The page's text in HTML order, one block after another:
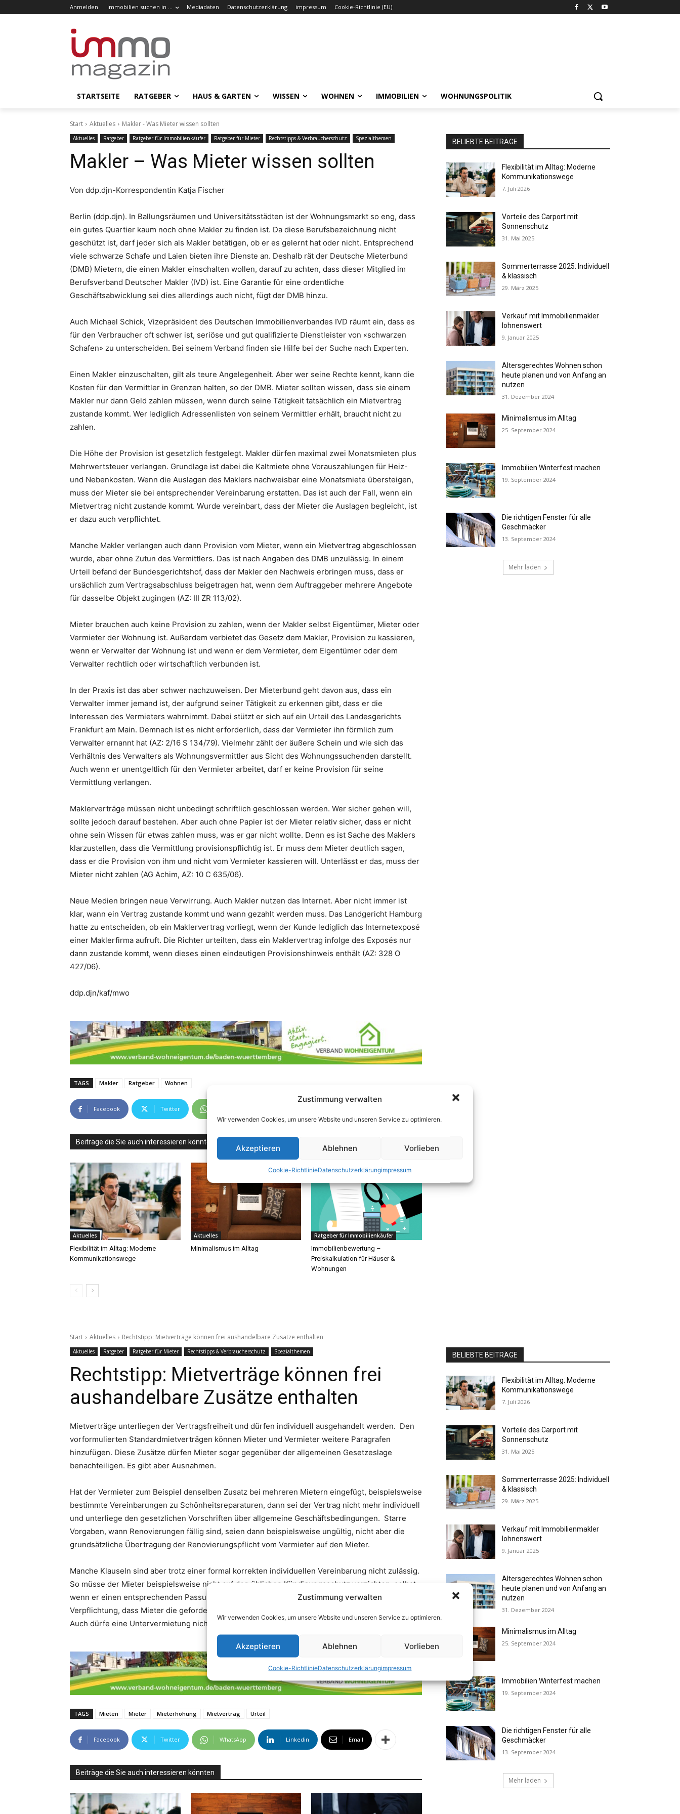
Zustimmung verwalten
Wir verwenden Cookies, um unsere Website und unseren Service zu optimieren.
Akzeptieren Ablehnen Vorlieben
Cookie-RichtlinieDatenschutzerklärungimpressum
Anmelden Immobilien suchen in … Mediadaten Datenschutzerklärung impressum Cookie-Richtlinie (EU)
STARTSEITE RATGEBER HAUS & GARTEN WISSEN WOHNEN IMMOBILIEN WOHNUNGSPOLITIK
Start Aktuelles Makler - Was Mieter wissen sollten
Aktuelles Ratgeber Ratgeber für Immobilienkäufer Ratgeber für Mieter Rechtstipps & Verbraucherschutz Spezialthemen
Makler – Was Mieter wissen sollten
Von ddp.djn-Korrespondentin Katja Fischer
Berlin (ddp.djn). In Ballungsräumen und Universitätsstädten ist der Wohnungsmarkt so eng, dass
ein gutes Quartier kaum noch ohne Makler zu finden ist. Da diese Berufsbezeichnung nicht
geschützt ist, darf jeder sich als Makler betätigen, ob er es gelernt hat oder nicht. Entsprechend
viele schwarze Schafe und Laien bieten ihre Dienste an. Deshalb rät der Deutsche Mieterbund
(DMB) Mietern, die einen Makler einschalten wollen, darauf zu achten, dass dieser Mitglied im
Berufsverband Deutscher Makler (IVD) ist. Eine Garantie für eine ordentliche
Geschäftsabwicklung sei dies allerdings auch nicht, fügt der DMB hinzu.
Auch Michael Schick, Vizepräsident des Deutschen Immobilienverbandes IVD räumt ein, dass es
für den Verbraucher oft schwer ist, seriöse und gut qualifizierte Dienstleister von «schwarzen
Schafen» zu unterscheiden. Bei seinem Verband finden sie Hilfe bei der Suche nach Experten.
Einen Makler einzuschalten, gilt als teure Angelegenheit. Aber wer seine Rechte kennt, kann die
Kosten für den Vermittler in Grenzen halten, so der DMB. Mieter sollten wissen, dass sie einem
Makler nur dann Geld zahlen müssen, wenn durch seine Tätigkeit tatsächlich ein Mietvertrag
zustande kommt. Wer lediglich Adressenlisten von seinem Vermittler erhält, braucht nicht zu
zahlen.
Die Höhe der Provision ist gesetzlich festgelegt. Makler dürfen maximal zwei Monatsmieten plus
Mehrwertsteuer verlangen. Grundlage ist dabei die Kaltmiete ohne Vorauszahlungen für Heiz-
und Nebenkosten. Wenn die Auslagen des Maklers nachweisbar eine Monatsmiete übersteigen,
muss der Mieter sie bei entsprechender Vereinbarung erstatten. Das ist auch der Fall, wenn ein
Mietvertrag nicht zustande kommt. Wurde vereinbart, dass der Mieter die Auslagen begleicht, ist
er dazu auch verpflichtet.
Manche Makler verlangen auch dann Provision vom Mieter, wenn ein Mietvertrag abgeschlossen
wurde, aber ohne Zutun des Vermittlers. Das ist nach Angaben des DMB unzulässig. In einem
Urteil befand der Bundesgerichtshof, dass der Makler den Nachweis erbringen muss, dass er
ursächlich zum Vertragsabschluss beigetragen hat, wenn dem Auftraggeber mehrere Angebote
für dasselbe Objekt zugingen (AZ: III ZR 113/02).
Mieter brauchen auch keine Provision zu zahlen, wenn der Makler selbst Eigentümer, Mieter oder
Vermieter der Wohnung ist. Außerdem verbietet das Gesetz dem Makler, Provision zu kassieren,
wenn er Verwalter der Wohnung ist und wenn er dem Vermieter, dem Eigentümer oder dem
Verwalter rechtlich oder wirtschaftlich verbunden ist.
In der Praxis ist das aber schwer nachzuweisen. Der Mieterbund geht davon aus, dass ein
Verwalter immer jemand ist, der aufgrund seiner Tätigkeit zu erkennen gibt, dass er die
Interessen des Vermieters wahrnimmt. Dabei stützt er sich auf ein Urteil des Landesgerichts
Frankfurt am Main. Demnach ist es nicht erforderlich, dass der Vermieter ihn förmlich zum
Verwalter ernannt hat (AZ: 2/16 S 134/79). Vielmehr zählt der äußere Schein und wie sich das
Verhältnis des Verwalters als Wohnungsvermittler aus Sicht des Wohnungssuchenden darstellt.
Auch wenn er unentgeltlich für den Vermieter arbeitet, darf er keine Provision für seine
Vermittlung verlangen.
Maklerverträge müssen nicht unbedingt schriftlich geschlossen werden. Wer sicher gehen will,
sollte jedoch darauf bestehen. Aber auch ohne Papier ist der Mieter relativ sicher, dass er nicht
ohne sein Wissen für etwas zahlen muss, was er gar nicht wollte. Denn es ist Sache des Maklers
klarzustellen, dass die Vermittlung provisionspflichtig ist. Er muss dem Mieter deutlich sagen,
dass er die Provision von ihm und nicht vom Vermieter kassieren will. Unterlässt er das, muss der
Mieter nicht zahlen (AG Achim, AZ: 10 C 635/06).
Neue Medien bringen neue Verwirrung. Auch Makler nutzen das Internet. Aber nicht immer ist
klar, wann ein Vertrag zustande kommt und wann gezahlt werden muss. Das Landgericht Hamburg
hatte zu entscheiden, ob ein Maklervertrag vorliegt, wenn der Kunde lediglich das Internetexposé
einer Maklerfirma aufruft. Die Richter urteilten, dass ein Maklervertrag infolge des Exposés nur
dann zustande kommt, wenn dieses einen eindeutigen Provisionshinweis enthält (AZ: 328 O
427/06).
ddp.djn/kaf/mwo
TAGS Makler Ratgeber Wohnen
Facebook Twitter
Beiträge die Sie auch interessieren könnten
Aktuelles
Flexibilität im Alltag: Moderne
Kommunikationswege
Aktuelles
Minimalismus im Alltag
Ratgeber für Immobilienkäufer
Immobilienbewertung –
Preiskalkulation für Häuser &
Wohnungen
BELIEBTE BEITRÄGE
Flexibilität im Alltag: Moderne
Kommunikationswege
7. Juli 2026
Vorteile des Carport mit
Sonnenschutz
31. Mai 2025
Sommerterrasse 2025: Individuell
& klassisch
29. März 2025
Verkauf mit Immobilienmakler
lohnenswert
9. Januar 2025
Altersgerechtes Wohnen schon
heute planen und von Anfang an
nutzen
31. Dezember 2024
Minimalismus im Alltag
25. September 2024
Immobilien Winterfest machen
19. September 2024
Die richtigen Fenster für alle
Geschmäcker
13. September 2024
Mehr laden